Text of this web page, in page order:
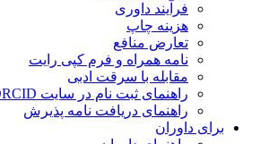
فرآیند داوری
هزینه چاپ
تعارض منافع
نامه همراه و فرم کپی رایت
مقابله با سرقت ادبی
راهنمای ثبت نام در سایت ORCID
راهنمای دریافت نامه پذیرش
برای داوران